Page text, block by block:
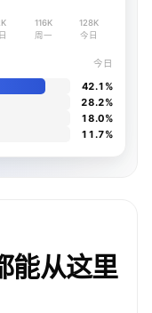
116K
周一
128K
今日
今日
42.1%
28.2%
18.0%
11.7%
能从这里